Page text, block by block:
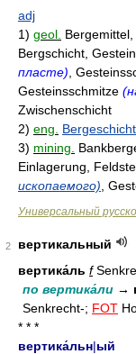
adj
1) geol.
Bergschicht,
пласте) ,
Gesteinsschmitze
Zwischenschicht
2) eng.
Bergeschicht
3) mining.
Einlagerung,
ископаемого) ,
Универсальный
2
вертикальный
вертика́ль f
по вертика́ли →
Senkrecht-; FOT
* * *
вертика́льн|ый